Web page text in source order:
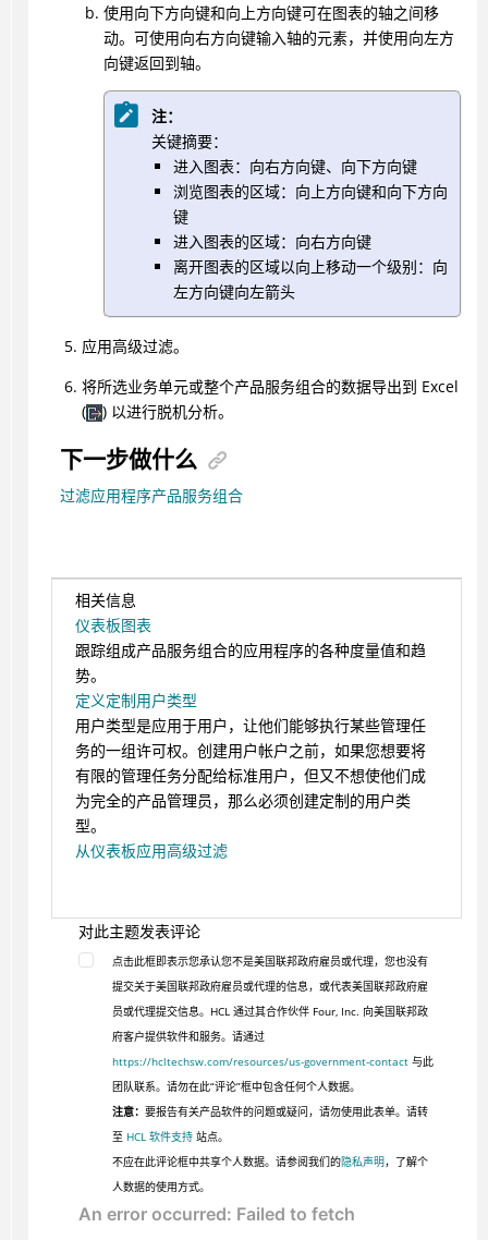
使用向下方向键和向上方向键可在图表的轴之间移
动。可使用向右方向键输入轴的元素，并使用向左方
向键返回到轴。
注：
关键摘要：
进入图表：向右方向键、向下方向键
浏览图表的区域：向上方向键和向下方向
键
进入图表的区域：向右方向键
离开图表的区域以向上移动一个级别：向
左方向键向左箭头
应用高级过滤。
将所选业务单元或整个产品服务组合的数据导出到 Excel
(
) 以进行脱机分析。
下一步做什么
过滤应用程序产品服务组合
相关信息
仪表板图表
跟踪组成产品服务组合的应用程序的各种度量值和趋
势。
定义定制用户类型
用户类型是应用于用户，让他们能够执行某些管理任
务的一组许可权。创建用户帐户之前，如果您想要将
有限的管理任务分配给标准用户，但又不想使他们成
为完全的产品管理员，那么必须创建定制的用户类
型。
从仪表板应用高级过滤
对此主题发表评论
点击此框即表示您承认您不是美国联邦政府雇员或代理，您也没有
提交关于美国联邦政府雇员或代理的信息，或代表美国联邦政府雇
员或代理提交信息。HCL 通过其合作伙伴 Four, Inc. 向美国联邦政
府客户提供软件和服务。请通过
https://hcltechsw.com/resources/us-government-contact与此
团队联系。请勿在此“评论”框中包含任何个人数据。
注意： 要报告有关产品软件的问题或疑问，请勿使用此表单。请转
至 HCL 软件支持站点。
不应在此评论框中共享个人数据。请参阅我们的隐私声明，了解个
人数据的使用方式。